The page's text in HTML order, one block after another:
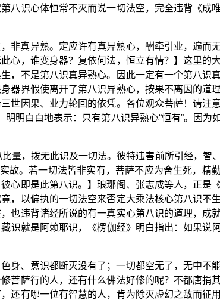
识心体恒常不灭而说一切法空，完全违背《成
非真异熟。定应许有真异熟心，酬牵引业，遍而
心，谁变身器？复依何法，恒立有情？】这里的
，不是第八识真异熟心。因此一定有一个第八识
器界假使离开了第八识异熟心，按果不离因的道
世因果、业力轮回的依凭。各位观众菩萨！请注
明白白地表示：只有第八识异熟心“恒有”。因为
量，拨无此识及一切法。彼特违害前所引经，智
故。若一切法皆非实有，菩萨不应为舍生死，精
心即是此第八识。】琅琊阁、张志成等人，正是
，以偏执的一切法空来否定大乘法核心第八识不
也违背诸经所说的有一真实心第八识的道理，成
藏识就是阿赖耶识，《楞伽经》明白指出：如果说
身、意识都断灭没有了；一切都空无了，无中不
菩萨行的人，还有什么佛法好修的呢？不都唐捐
还有哪一位有智慧的人，肯为除灭虚幻之敌而征